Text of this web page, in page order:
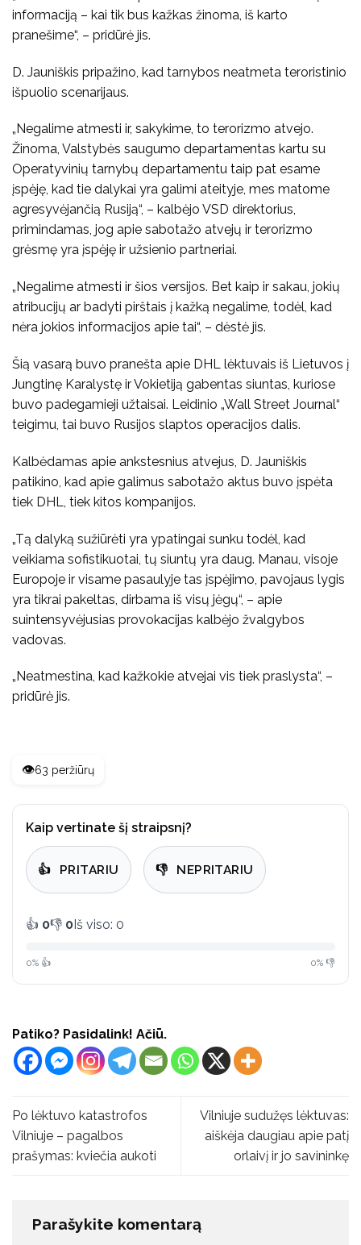
informaciją – kai tik bus kažkas žinoma, iš karto
pranešime“, – pridūrė jis.
D. Jauniškis pripažino, kad tarnybos neatmeta teroristinio
išpuolio scenarijaus.
„Negalime atmesti ir, sakykime, to terorizmo atvejo.
Žinoma, Valstybės saugumo departamentas kartu su
Operatyvinių tarnybų departamentu taip pat esame
įspėję, kad tie dalykai yra galimi ateityje, mes matome
agresyvėjančią Rusiją“, – kalbėjo VSD direktorius,
primindamas, jog apie sabotažo atvejų ir terorizmo
grėsmę yra įspėję ir užsienio partneriai.
„Negalime atmesti ir šios versijos. Bet kaip ir sakau, jokių
atribucijų ar badyti pirštais į kažką negalime, todėl, kad
nėra jokios informacijos apie tai“, – dėstė jis.
Šią vasarą buvo pranešta apie DHL lėktuvais iš Lietuvos į
Jungtinę Karalystę ir Vokietiją gabentas siuntas, kuriose
buvo padegamieji užtaisai. Leidinio „Wall Street Journal“
teigimu, tai buvo Rusijos slaptos operacijos dalis.
Kalbėdamas apie ankstesnius atvejus, D. Jauniškis
patikino, kad apie galimus sabotažo aktus buvo įspėta
tiek DHL, tiek kitos kompanijos.
„Tą dalyką sužiūrėti yra ypatingai sunku todėl, kad
veikiama sofistikuotai, tų siuntų yra daug. Manau, visoje
Europoje ir visame pasaulyje tas įspėjimo, pavojaus lygis
yra tikrai pakeltas, dirbama iš visų jėgų“, – apie
suintensyvėjusias provokacijas kalbėjo žvalgybos
vadovas.
„Neatmestina, kad kažkokie atvejai vis tiek praslysta“, –
pridūrė jis.
👁️63 peržiūrų
Kaip vertinate šį straipsnį?
👍 PRITARIU 👎 NEPRITARIU
👍 0👎 0Iš viso: 0
0% 👍 0% 👎
Patiko? Pasidalink! Ačiū.
Po lėktuvo katastrofos
Vilniuje – pagalbos
prašymas: kviečia aukoti
Vilniuje sudužęs lėktuvas:
aiškėja daugiau apie patį
orlaivį ir jo savininkę
Parašykite komentarą